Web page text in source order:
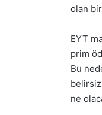
olan
EYT
prim
Bu
ne